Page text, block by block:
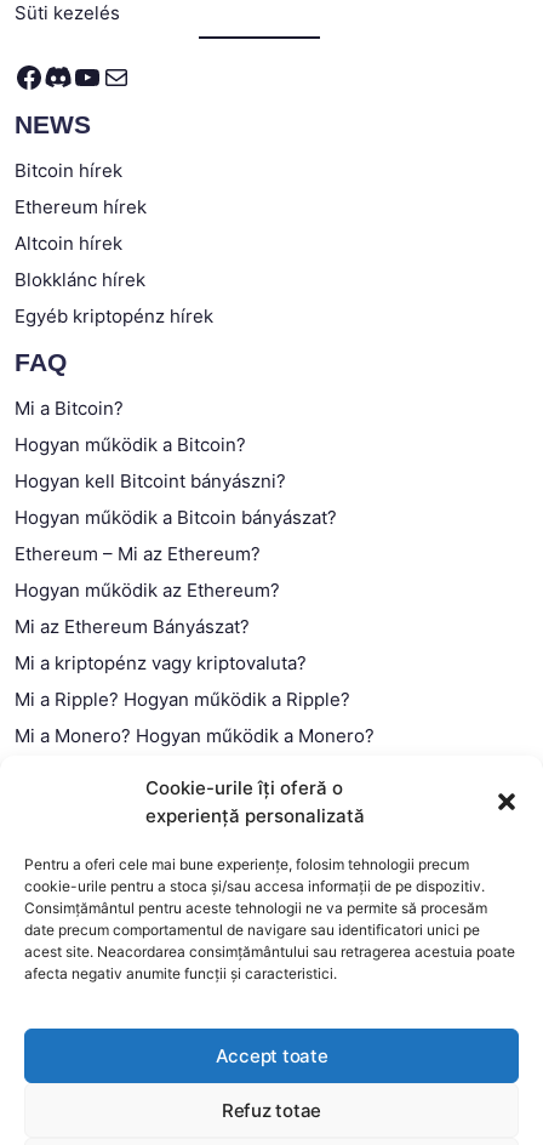
Cookie-urile îți oferă o
experiență personalizată
Pentru a oferi cele mai bune experiențe, folosim tehnologii precum
cookie-urile pentru a stoca și/sau accesa informații de pe dispozitiv.
Consimțământul pentru aceste tehnologii ne va permite să procesăm
date precum comportamentul de navigare sau identificatori unici pe
acest site. Neacordarea consimțământului sau retragerea acestuia poate
afecta negativ anumite funcții și caracteristici.
Accept toate
Refuz totae
Süti kezelés
Facebook
Discord
YouTube
Mail
NEWS
Bitcoin hírek
Ethereum hírek
Altcoin hírek
Blokklánc hírek
Egyéb kriptopénz hírek
FAQ
Mi a Bitcoin?
Hogyan működik a Bitcoin?
Hogyan kell Bitcoint bányászni?
Hogyan működik a Bitcoin bányászat?
Ethereum – Mi az Ethereum?
Hogyan működik az Ethereum?
Mi az Ethereum Bányászat?
Mi a kriptopénz vagy kriptovaluta?
Mi a Ripple? Hogyan működik a Ripple?
Mi a Monero? Hogyan működik a Monero?
Mi a blokklánc (technológia)?
This website uses cookies to improve your experience. We'll